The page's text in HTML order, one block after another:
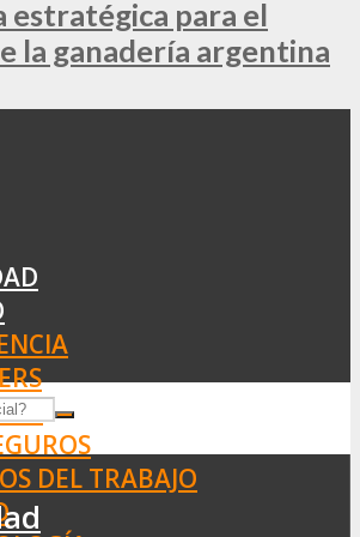
estratégica para el
la ganadería argentina
DEL TRABAJO